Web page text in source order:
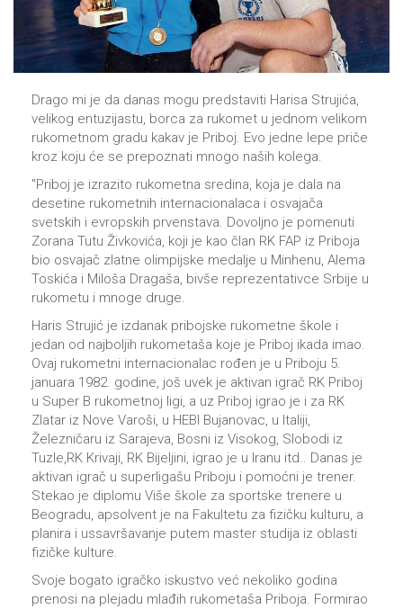
Drago mi je da danas mogu predstaviti Harisa Strujića,
velikog entuzijastu, borca za rukomet u jednom velikom
rukometnom gradu kakav je Priboj. Evo jedne lepe priče
kroz koju će se prepoznati mnogo naših kolega.
''Priboj je izrazito rukometna sredina, koja je dala na
desetine rukometnih internacionalaca i osvajača
svetskih i evropskih prvenstava. Dovoljno je pomenuti
Zorana Tutu Živkovića, koji je kao član RK FAP iz Priboja
bio osvajač zlatne olimpijske medalje u Minhenu, Alema
Toskića i Miloša Dragaša, bivše reprezentativce Srbije u
rukometu i mnoge druge.
Haris Strujić je izdanak pribojske rukometne škole i
jedan od najboljih rukometaša koje je Priboj ikada imao.
Ovaj rukometni internacionalac rođen je u Priboju 5.
januara 1982. godine, još uvek je aktivan igrač RK Priboj
u Super B rukometnoj ligi, a uz Priboj igrao je i za RK
Zlatar iz Nove Varoši, u HEBI Bujanovac, u Italiji,
Železničaru iz Sarajeva, Bosni iz Visokog, Slobodi iz
Tuzle,RK Krivaji, RK Bijeljini, igrao je u Iranu itd.. Danas je
aktivan igrač u superligašu Priboju i pomoćni je trener.
Stekao je diplomu Više škole za sportske trenere u
Beogradu, apsolvent je na Fakultetu za fizičku kulturu, a
planira i ussavršavanje putem master studija iz oblasti
fizičke kulture.
Svoje bogato igračko iskustvo već nekoliko godina
prenosi na plejadu mlađih rukometaša Priboja. Formirao